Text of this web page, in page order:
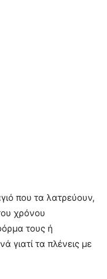
που τα λατρεύουν,
χρόνου
τους ή
γιατί τα πλένεις με